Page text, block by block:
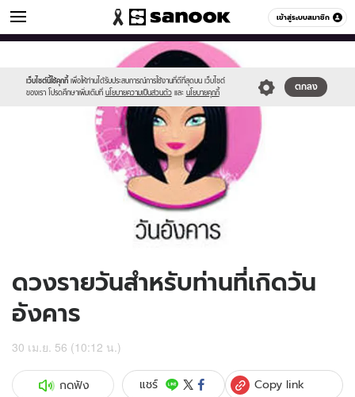
เข้าสู่ระบบสมาชิก
ดูดวง หมวดอื่นๆ
เว็บไซต์นี้ใช้คุกกี้ เพื่อให้ท่านได้รับประสบการณ์การใช้งานที่ดีที่สุดบน เว็บไซต์
ของเรา โปรดศึกษาเพิ่มเติมที่ นโยบายความเป็นส่วนตัว และ นโยบายคุกกี้
ตกลง
//s.isanook.com/sr/0/images/logo-
sanook.png
//s.isanook.com/ho/0/ud/9/45093/170-
ดวงรายวันสำหรับท่านที่เกิดวัน
อังคาร
30 เม.ย. 56 (10:12 น.)
กดฟัง แชร์ Copy link